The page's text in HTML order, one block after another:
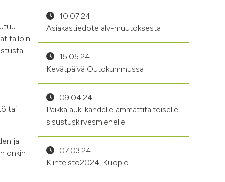
tällöin
tai
ja
onkin
10.07.24
Asiakastiedote alv-muutoksesta
15.05.24
Kevätpäivä Outokummussa
09.04.24
Paikka auki kahdelle ammattitaitoiselle
sisustuskirvesmiehelle
07.03.24
Kiinteistö2024, Kuopio